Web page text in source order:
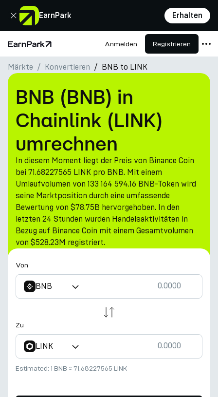
EarnPark Erhalten
Schließen
Startseite Anmelden Registrieren
Produkte
Märkte
Rechner
PARK Token
Ressourcen
Unternehmen
Märkte Konvertieren BNB to LINK
BNB (BNB) in
Chainlink (LINK)
umrechnen
In diesem Moment liegt der Preis von Binance Coin
bei 71.68227565 LINK pro BNB. Mit einem
Umlaufvolumen von 133 164 594.16 BNB-Token wird
seine Marktposition durch eine umfassende
Bewertung von $78.75B hervorgehoben. In den
letzten 24 Stunden wurden Handelsaktivitäten in
Bezug auf Binance Coin mit einem Gesamtvolumen
von $528.23M registriert.
Von
BNB
Zu
LINK
Estimated: 1 BNB ≈ 71.68227565 LINK